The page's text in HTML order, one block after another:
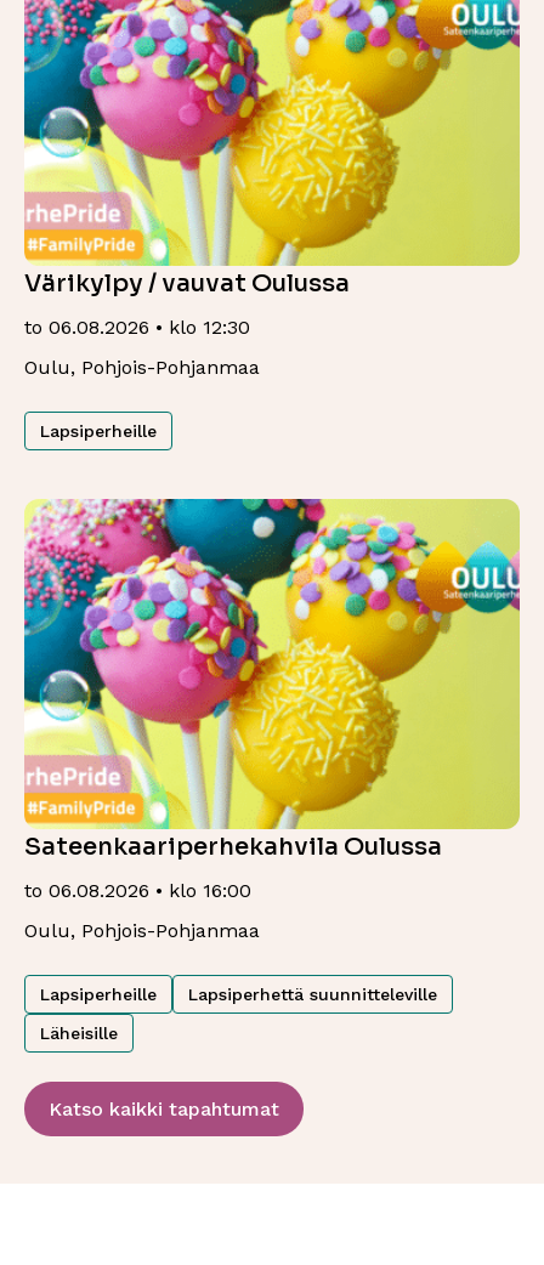
Värikylpy / vauvat Oulussa
to 06.08.2026 • klo 12:30
Oulu, Pohjois-Pohjanmaa
Lapsiperheille
Sateenkaariperhekahvila Oulussa
to 06.08.2026 • klo 16:00
Oulu, Pohjois-Pohjanmaa
Lapsiperheille
Lapsiperhettä suunnitteleville
Läheisille
Katso kaikki tapahtumat